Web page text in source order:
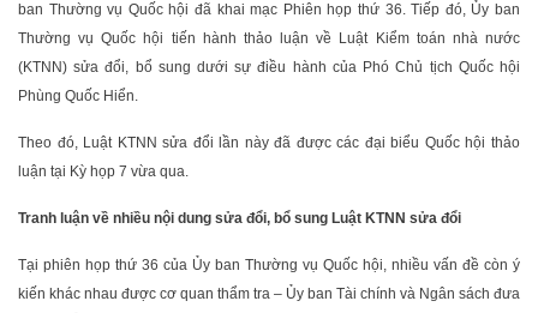
ban Thường vụ Quốc hội đã khai mạc Phiên họp thứ 36. Tiếp đó, Ủy ban
Thường vụ Quốc hội tiến hành thảo luận về Luật Kiểm toán nhà nước
(KTNN) sửa đổi, bổ sung dưới sự điều hành của Phó Chủ tịch Quốc hội
Phùng Quốc Hiển.
Theo đó, Luật KTNN sửa đổi lần này đã được các đại biểu Quốc hội thảo
luận tại Kỳ họp 7 vừa qua.
Tranh luận về nhiều nội dung sửa đổi, bổ sung Luật KTNN sửa đổi
Tại phiên họp thứ 36 của Ủy ban Thường vụ Quốc hội, nhiều vấn đề còn ý
kiến khác nhau được cơ quan thẩm tra – Ủy ban Tài chính và Ngân sách đưa